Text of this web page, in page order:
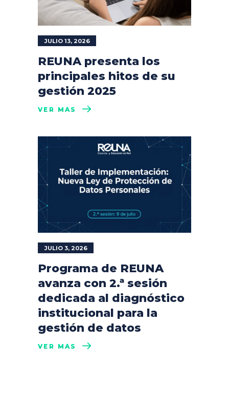
JULIO 13, 2026
REUNA presenta los
principales hitos de su
gestión 2025
VER MÁS
JULIO 3, 2026
Programa de REUNA
avanza con 2.ª sesión
dedicada al diagnóstico
institucional para la
gestión de datos
VER MÁS